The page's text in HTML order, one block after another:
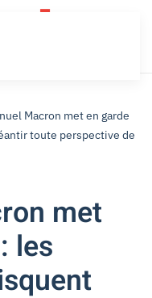
Macron met en garde
toute perspective de
met
les